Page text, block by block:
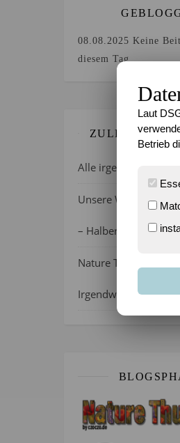
08.08.2025 Keine
diesem Tag.
ZULETZT
Alle irgendwie
Unsere
– Halber Alltag ist
Nature Thursday 21/
Irgendwie wie April,
Laut
Betrieb